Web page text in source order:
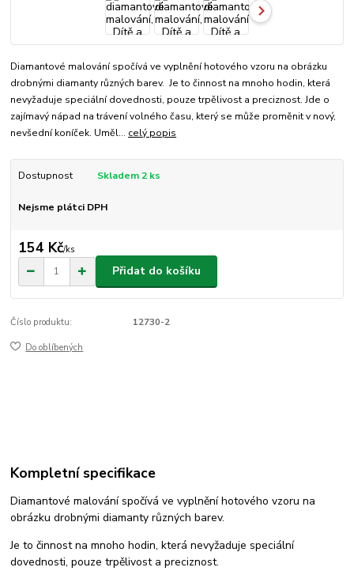
Diamantové malování spočívá ve vyplnění hotového vzoru na obrázku
drobnými diamanty různých barev. Je to činnost na mnoho hodin, která
nevyžaduje speciální dovednosti, pouze trpělivost a preciznost. Jde o
zajímavý nápad na trávení volného času, který se může proměnit v nový,
nevšední koníček. Uměl... celý popis
Dostupnost Skladem 2 ks
Nejsme plátci DPH
154 Kč/ks
Přidat do košíku
Číslo produktu: 12730-2
Do oblíbených
Kompletní specifikace
Diamantové malování spočívá ve vyplnění hotového vzoru na
obrázku drobnými diamanty různých barev.
Je to činnost na mnoho hodin, která nevyžaduje speciální
dovednosti, pouze trpělivost a preciznost.